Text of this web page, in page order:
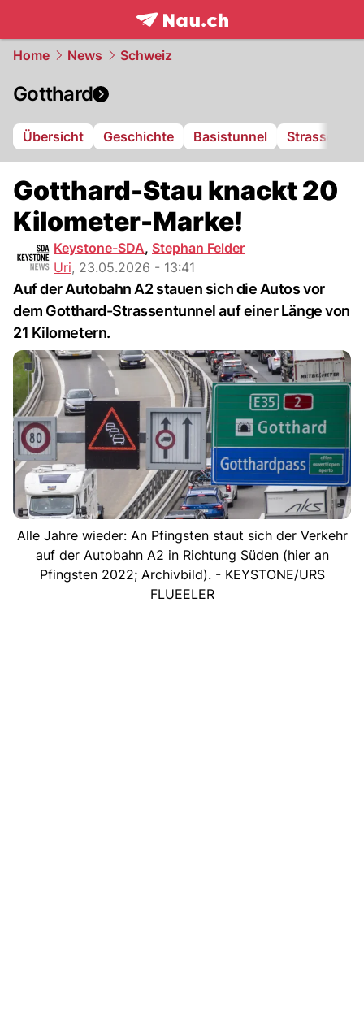
frontpage.NAU.ch
Home News Schweiz
Gotthard
Übersicht Geschichte Basistunnel
Gotthard-Stau knackt 20
Kilometer-Marke!
Keystone-SDA, Stephan Felder
Uri, 23.05.2026 - 13:41
Auf der Autobahn A2 stauen sich die Autos vor
dem Gotthard-Strassentunnel auf einer Länge von
21 Kilometern.
Alle Jahre wieder: An Pfingsten staut sich der Verkehr
auf der Autobahn A2 in Richtung Süden (hier an
Pfingsten 2022; Archivbild). - KEYSTONE/URS
FLUEELER